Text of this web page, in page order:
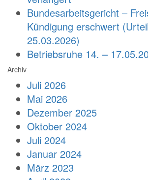
Bundesarbeitsgericht –
Kündigung erschwert
25.03.2026)
Betriebsruhe 14. –
Archiv
Juli 2026
Mai 2026
Dezember 2025
Oktober 2024
Juli 2024
Januar 2024
März 2023